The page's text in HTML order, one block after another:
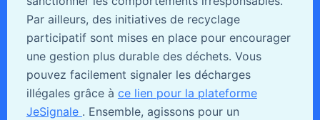
Par ailleurs, des initiatives de recyclage
participatif sont mises en place pour encourager
une gestion plus durable des déchets. Vous
pouvez facilement signaler les décharges
illégales grâce à ce lien pour la plateforme
JeSignale . Ensemble, agissons pour un